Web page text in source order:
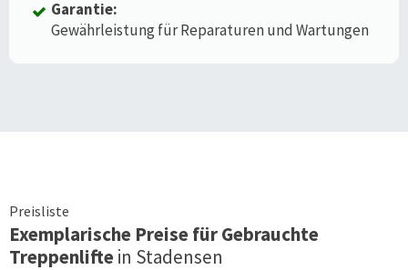
Garantie:
Gewährleistung für Reparaturen und Wartungen
Preisliste
Exemplarische Preise für Gebrauchte
Treppenliftein Stadensen